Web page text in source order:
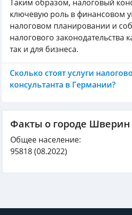
Таким образом, налоговый
ключевую роль в финансовом
налоговом планировании и
налогового законодательства
так и для бизнеса.
Сколько стоят услуги
консультанта в Германии?
Факты о городе Шверин
Общее население:
95818(08.2022)